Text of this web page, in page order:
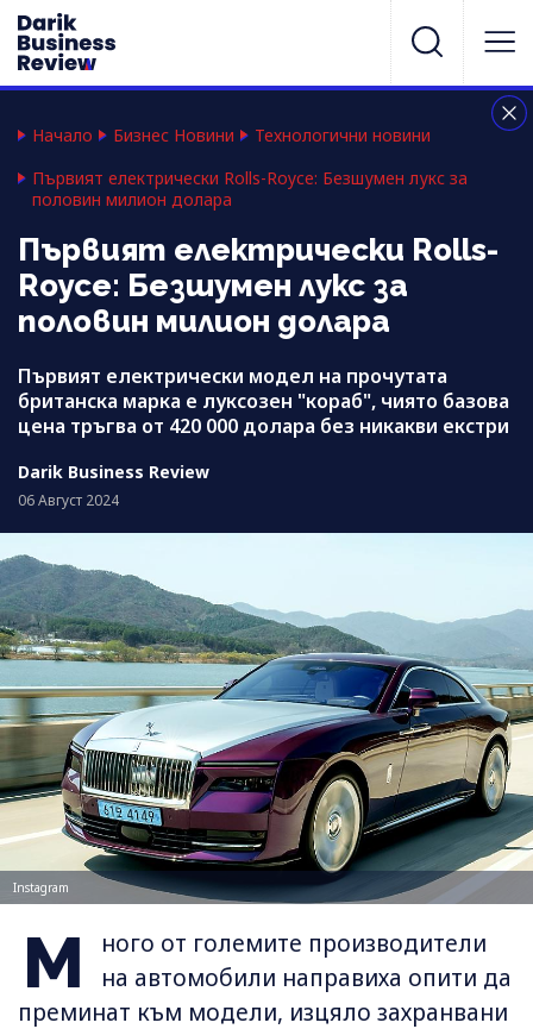
Начало Бизнес Новини
Технологични новини
Първият електрически Rolls-Royce: Безшумен лукс за
половин милион долара
Първият електрически Rolls-
Royce: Безшумен лукс за
половин милион долара
Първият електрически модел на прочутата
британска марка е луксозен "кораб", чиято базова
цена тръгва от 420 000 долара без никакви екстри
Darik Business Review
06 Август 2024
Instagram
М
ного от големите производители
на автомобили направиха опити да
преминат към модели, изцяло захранвани